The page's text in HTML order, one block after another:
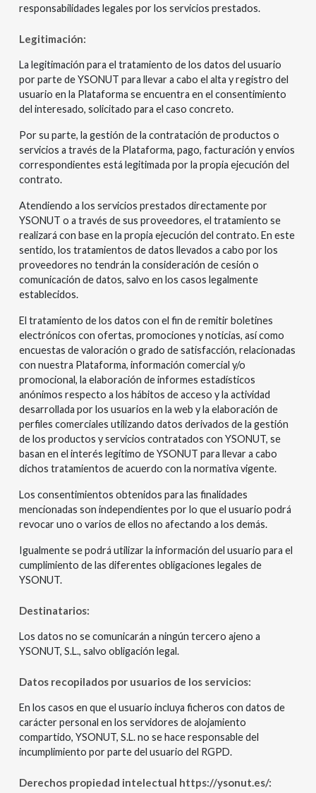
responsabilidades legales por los servicios prestados.
Legitimación:
La legitimación para el tratamiento de los datos del usuario
por parte de YSONUT para llevar a cabo el alta y registro del
usuario en la Plataforma se encuentra en el consentimiento
del interesado, solicitado para el caso concreto.
Por su parte, la gestión de la contratación de productos o
servicios a través de la Plataforma, pago, facturación y envíos
correspondientes está legitimada por la propia ejecución del
contrato.
Atendiendo a los servicios prestados directamente por
YSONUT o a través de sus proveedores, el tratamiento se
realizará con base en la propia ejecución del contrato. En este
sentido, los tratamientos de datos llevados a cabo por los
proveedores no tendrán la consideración de cesión o
comunicación de datos, salvo en los casos legalmente
establecidos.
El tratamiento de los datos con el fin de remitir boletines
electrónicos con ofertas, promociones y noticias, así como
encuestas de valoración o grado de satisfacción, relacionadas
con nuestra Plataforma, información comercial y/o
promocional, la elaboración de informes estadísticos
anónimos respecto a los hábitos de acceso y la actividad
desarrollada por los usuarios en la web y la elaboración de
perfiles comerciales utilizando datos derivados de la gestión
de los productos y servicios contratados con YSONUT, se
basan en el interés legítimo de YSONUT para llevar a cabo
dichos tratamientos de acuerdo con la normativa vigente.
Los consentimientos obtenidos para las finalidades
mencionadas son independientes por lo que el usuario podrá
revocar uno o varios de ellos no afectando a los demás.
Igualmente se podrá utilizar la información del usuario para el
cumplimiento de las diferentes obligaciones legales de
YSONUT.
Destinatarios:
Los datos no se comunicarán a ningún tercero ajeno a
YSONUT, S.L., salvo obligación legal.
Datos recopilados por usuarios de los servicios:
En los casos en que el usuario incluya ficheros con datos de
carácter personal en los servidores de alojamiento
compartido, YSONUT, S.L. no se hace responsable del
incumplimiento por parte del usuario del RGPD.
Derechos propiedad intelectual https://ysonut.es/: